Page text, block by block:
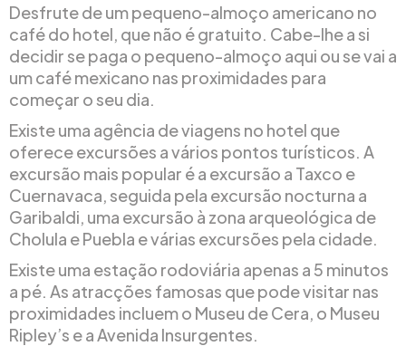
Desfrute de um pequeno-almoço americano no
café do hotel, que não é gratuito. Cabe-lhe a si
decidir se paga o pequeno-almoço aqui ou se vai a
um café mexicano nas proximidades para
começar o seu dia.
Existe uma agência de viagens no hotel que
oferece excursões a vários pontos turísticos. A
excursão mais popular é a excursão a Taxco e
Cuernavaca, seguida pela excursão nocturna a
Garibaldi, uma excursão à zona arqueológica de
Cholula e Puebla e várias excursões pela cidade.
Existe uma estação rodoviária apenas a 5 minutos
a pé. As atracções famosas que pode visitar nas
proximidades incluem o Museu de Cera, o Museu
Ripley’s e a Avenida Insurgentes.